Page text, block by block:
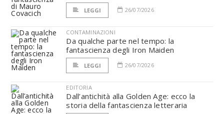
LEGGI 26/07/2026
CONTAMINAZIONI
Da qualche parte nel tempo: la
fantascienza degli Iron Maiden
LEGGI 26/07/2026
EDITORIA
Dall’antichità alla Golden Age: ecco la
storia della fantascienza letteraria